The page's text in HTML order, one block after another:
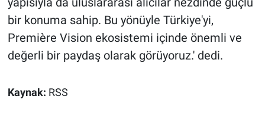
bir konuma sahip. Bu yönüyle Türkiye'yi,
Première Vision ekosistemi içinde önemli ve
değerli bir paydaş olarak görüyoruz.' dedi.
Kaynak: RSS